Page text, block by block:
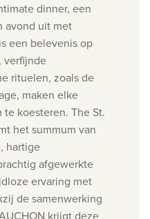
dinner, een
avond uit met
een belevenis op
verfijnde
rituelen, zoals de
maken elke
te koesteren. The St.
het summum van
hartige
afgewerkte
ervaring met
de samenwerking